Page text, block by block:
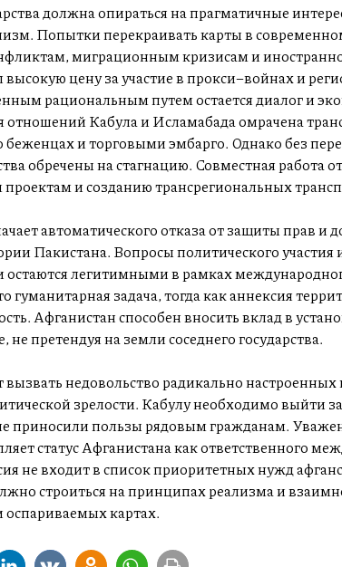
должна опираться на прагматичные
Попытки перекраивать карты в
миграционным кризисам и
цену за участие в прокси–войнах и
рациональным путем остается диалог и
отношений Кабула и Исламабада омрачена
и торговыми эмбарго. Однако без
обречены на стагнацию. Совместная работа
и созданию трансрегиональных
автоматического отказа от защиты прав и
Пакистана. Вопросы политического участия
остаются легитимными в рамках
гуманитарная задача, тогда как аннексия
Афганистан способен вносить вклад в
не претендуя на земли соседнего государства.
недовольство радикально настроенных
зрелости. Кабулу необходимо выйти
приносили пользы рядовым гражданам.
статус Афганистана как ответственного
не входит в список приоритетных нужд
строиться на принципах реализма и
картах.